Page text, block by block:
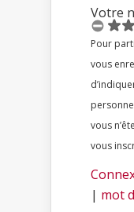
Votre
Pour participer à ce
vous
personnel qui
vous
vous
| mot